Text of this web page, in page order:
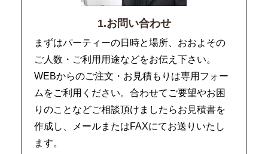
1.お問い合わせ
まずはパーティーの日時と場所、おおよその
ご人数・ご利用用途などをお伝え下さい。
WEBからのご注文・お見積もりは専用フォー
ムをご利用ください。合わせてご要望やお困
りのことなどご相談頂けましたらお見積書を
作成し、メールまたはFAXにてお送りいたし
ます。